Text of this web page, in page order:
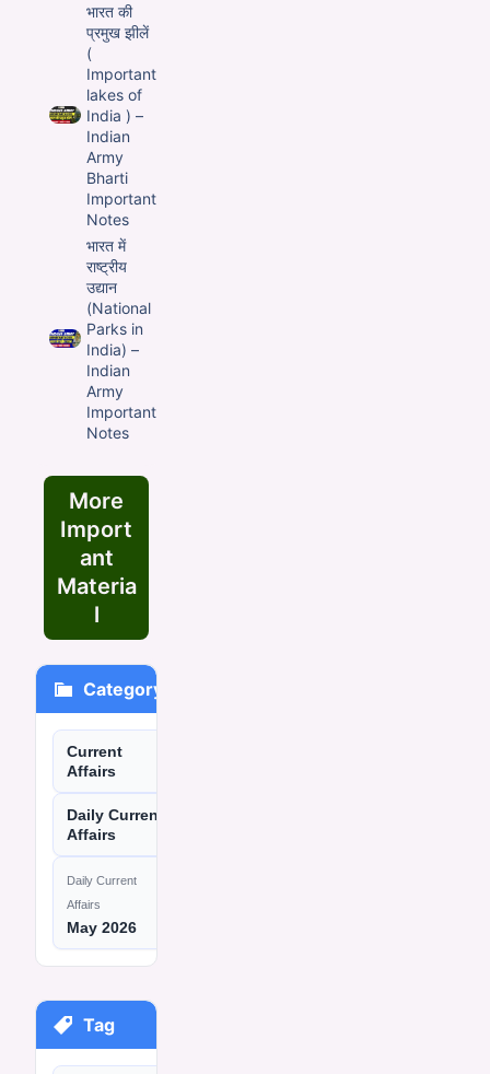
भारत की
प्रमुख झीलें
(
Important
lakes of
India ) –
Indian
Army
Bharti
Important
Notes
भारत में
राष्ट्रीय
उद्यान
(National
Parks in
India) –
Indian
Army
Important
Notes
More
Import
ant
Materia
l
Category
Current
Affairs
Daily Current
Affairs
Daily Current
Affairs
May 2026
Tag